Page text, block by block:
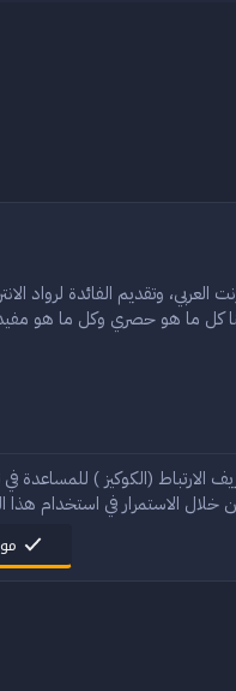
وتقديم الفائدة لرواد
كل ما هو حصري وكل ما هو
2024 XenForo Ltd.
الارتباط (الكوكيز )
خلال الاستمرار في استخدام هذا